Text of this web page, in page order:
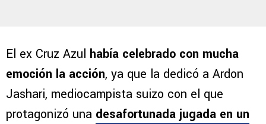
El ex Cruz Azul había celebrado con mucha
emoción la acción, ya que la dedicó a Ardon
Jashari, mediocampista suizo con el que
protagonizó una desafortunada jugada en un